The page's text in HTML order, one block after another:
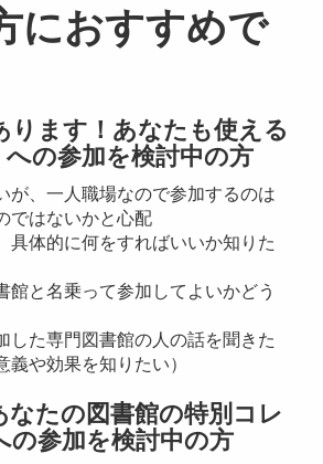
におすすめで
ります！あなたも使える
への参加を検討中の方
が、一人職場なので参加するのは
ではないかと心配
具体的に何をすればいいか知りた
館と名乗って参加してよいかどう
した専門図書館の人の話を聞きた
義や効果を知りたい）
なたの図書館の特別コレ
の参加を検討中の方